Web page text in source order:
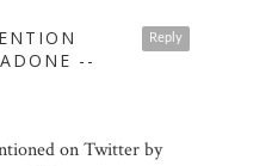
Reply
--
on Twitter by